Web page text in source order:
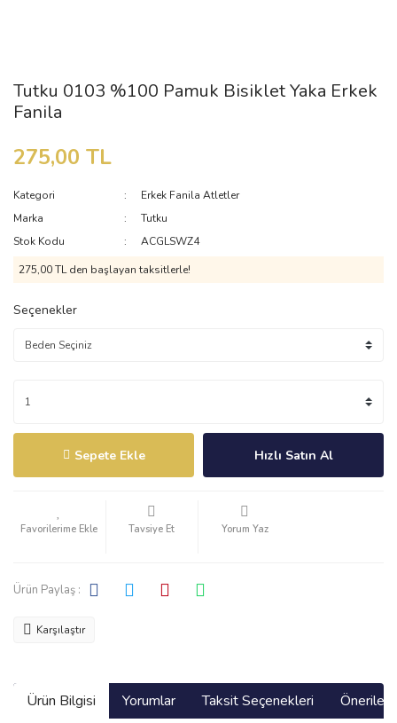
Tutku 0103 %100 Pamuk Bisiklet Yaka Erkek
Fanila
275,00 TL
Kategori
Erkek Fanila Atletler
Marka
Tutku
Stok Kodu
ACGLSWZ4
275,00 TL den başlayan taksitlerle!
Seçenekler
Sepete Ekle Hızlı Satın Al
Tavsiye Et Yorum Yaz
Ürün Paylaş :
Karşılaştır
Ürün Bilgisi Yorumlar Taksit Seçenekleri